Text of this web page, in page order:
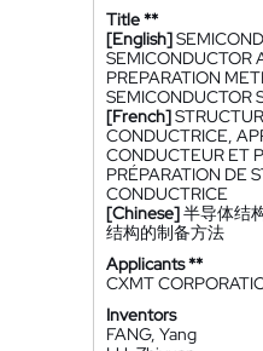
Title **
[English]
SEMICONDUCTOR
PREPARATION
SEMICONDUCTOR
[French]
CONDUCTRICE,
CONDUCTEUR ET
PRÉPARATION DE
CONDUCTRICE
[Chinese]半导体结
结构的制备方法
Applicants **
CXMT
Inventors
FANG, Yang